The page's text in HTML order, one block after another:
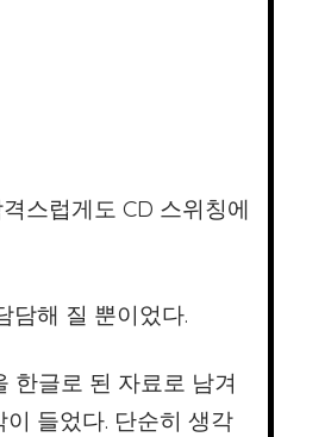
스럽게도 CD 스위칭에
담해 질 뿐이었다.
한글로 된 자료로 남겨
들었다. 단순히 생각